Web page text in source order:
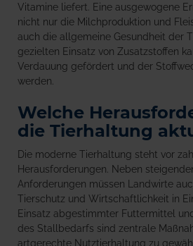
Vitamine liefert. Eine ausgewogene
nicht nur die Milchproduktion und
auch die allgemeine Gesundheit der
gezielten Einsatz von Zusatzstoffen
Verdauung gefördert und der
werden.
Welche
die Tierhaltung
Die moderne Tierhaltung steht vor
Herausforderungen. Neben
Anforderungen müssen Landwirte
Tierschutz und Wirtschaftlichkeit in
Einsatz abgestimmter Futtermittel
des Stallbedarfs sind zentrale
artgerechte Nutztierhaltung zu